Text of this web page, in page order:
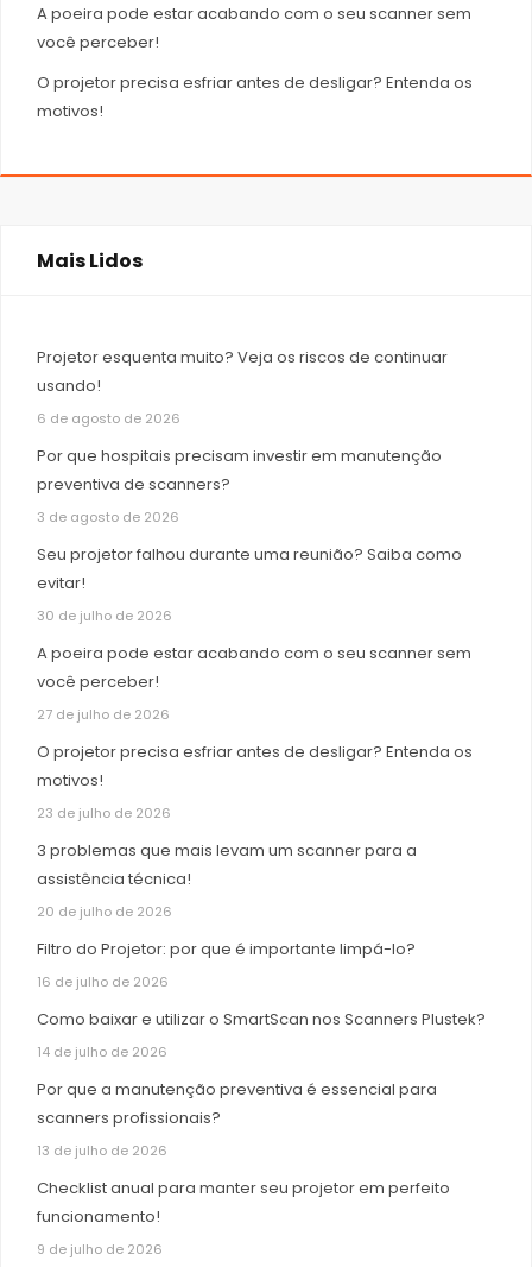
A poeira pode estar acabando com o seu scanner sem
você perceber!
O projetor precisa esfriar antes de desligar? Entenda os
motivos!
Mais Lidos
Projetor esquenta muito? Veja os riscos de continuar
usando!
6 de agosto de 2026
Por que hospitais precisam investir em manutenção
preventiva de scanners?
3 de agosto de 2026
Seu projetor falhou durante uma reunião? Saiba como
evitar!
30 de julho de 2026
A poeira pode estar acabando com o seu scanner sem
você perceber!
27 de julho de 2026
O projetor precisa esfriar antes de desligar? Entenda os
motivos!
23 de julho de 2026
3 problemas que mais levam um scanner para a
assistência técnica!
20 de julho de 2026
Filtro do Projetor: por que é importante limpá-lo?
16 de julho de 2026
Como baixar e utilizar o SmartScan nos Scanners Plustek?
14 de julho de 2026
Por que a manutenção preventiva é essencial para
scanners profissionais?
13 de julho de 2026
Checklist anual para manter seu projetor em perfeito
funcionamento!
9 de julho de 2026